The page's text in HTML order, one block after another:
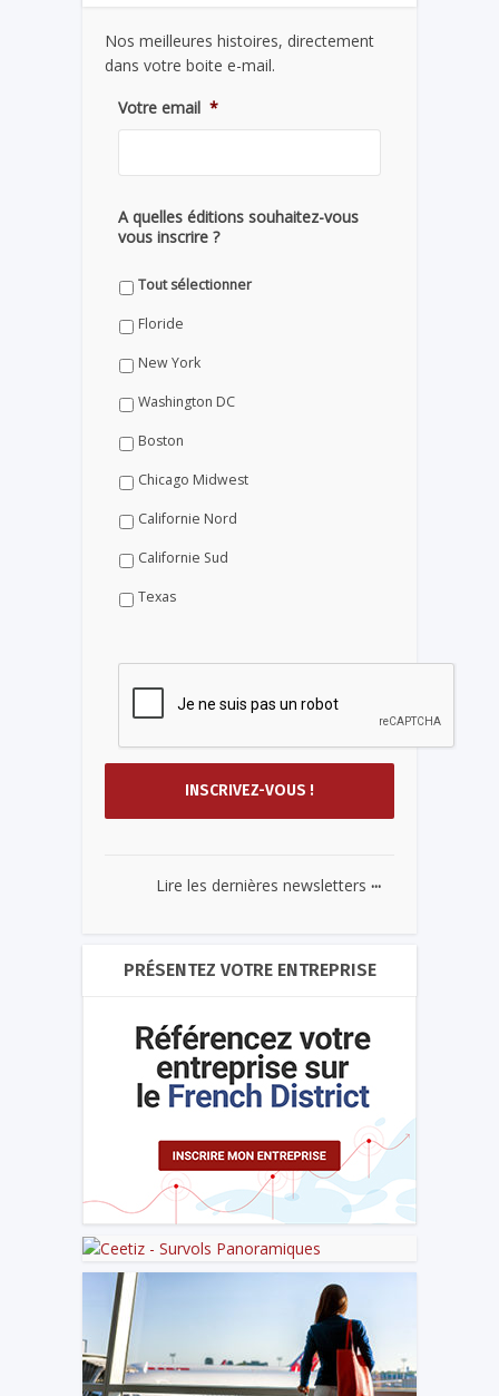
Nos meilleures histoires, directement
dans votre boite e-mail.
Votre email *
A quelles éditions souhaitez-vous
vous inscrire ?
Tout sélectionner
Floride
New York
Washington DC
Boston
Chicago Midwest
Californie Nord
Californie Sud
Texas
Lire les dernières newsletters ...
PRÉSENTEZ VOTRE ENTREPRISE